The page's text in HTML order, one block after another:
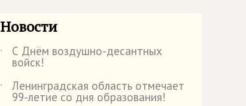
Новости
˙ С Днём воздушно-десантных
войск!
˙
Ленинградская область отмечает
99-летие со дня образования!